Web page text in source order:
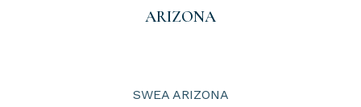
ARIZONA
SWEA ARIZONA